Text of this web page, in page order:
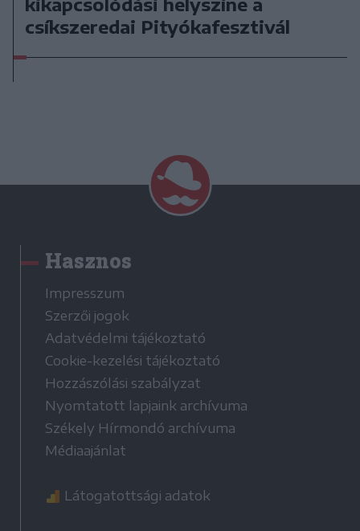
csíkszeredai Pityókafesztivál
Hasznos
Impresszum
Szerzői jogok
Adatvédelmi tájékoztató
Cookie-kezelési tájékoztató
Hozzászólási szabályzat
Nyomtatott lapjaink archívuma
Székely Hírmondó archívuma
Médiaajánlat
Látogatottsági adatok